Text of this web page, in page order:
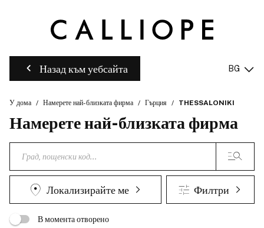
Назад към уебсайта BG
У дома Намерете най-близката фирма Гърция THESSALONIKI
Намерете най-близката фирма
Локализирайте ме Филтри
В момента отворено